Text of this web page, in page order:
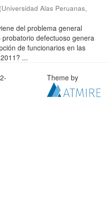
(Universidad Alas Peruanas,
del problema general
defectuoso genera
de funcionarios en las
...
Theme by